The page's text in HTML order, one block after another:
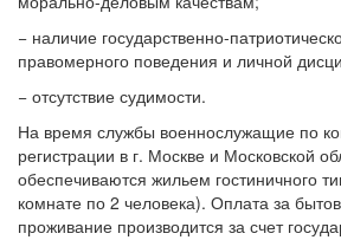
− наличие государственно-
правомерного поведения и личной
− отсутствие судимости.
На время службы военнослужащие по
регистрации в г. Москве и Московской
обеспечиваются жильем гостиничного
комнате по 2 человека). Оплата за
проживание производится за счет